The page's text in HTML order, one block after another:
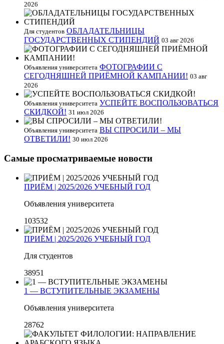
2026
Для студентов ОБЛАДАТЕЛЬНИЦЫ
ГОСУДАРСТВЕННЫХ СТИПЕНДИЙ 03 авг 2026
Объявления университета ФОТОГРАФИИ С
СЕГОДНЯШНЕЙ ПРИЁМНОЙ КАМПАНИИ! 03 авг
2026
Объявления университета УСПЕЙТЕ ВОСПОЛЬЗОВАТЬСЯ
СКИДКОЙ! 31 июл 2026
Объявления университета ВЫ СПРОСИЛИ – МЫ
ОТВЕТИЛИ! 30 июл 2026
Самые просматриваемые новости
ПРИЁМ | 2025/2026 УЧЕБНЫЙ ГОД
Объявления университета
103532
ПРИЁМ | 2025/2026 УЧЕБНЫЙ ГОД
Для студентов
38951
1 — ВСТУПИТЕЛЬНЫЕ ЭКЗАМЕНЫ
Объявления университета
28762